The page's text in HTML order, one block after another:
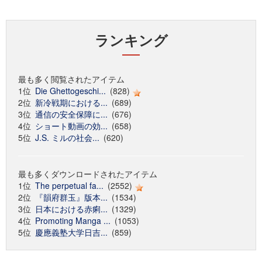
ランキング
最も多く閲覧されたアイテム
1位 Die Ghettogeschi... (828)
2位 新冷戦期における... (689)
3位 通信の安全保障に... (676)
4位 ショート動画の効... (658)
5位 J.S. ミルの社会... (620)
最も多くダウンロードされたアイテム
1位 The perpetual fa... (2552)
2位
『韻府群玉』版本... (1534)
3位 日本における赤痢... (1329)
4位 Promoting Manga ... (1053)
5位 慶應義塾大学日吉... (859)